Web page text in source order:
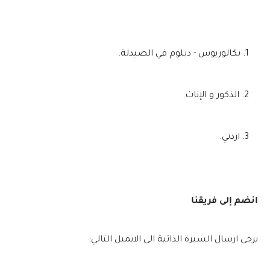
بكالوريوس - دبلوم في الصيدلة.
الذكور و الإناث.
اردني.
انضم إلى فريقنا
يرجى ارسال السيرة الذاتية الى الايميل التالي: